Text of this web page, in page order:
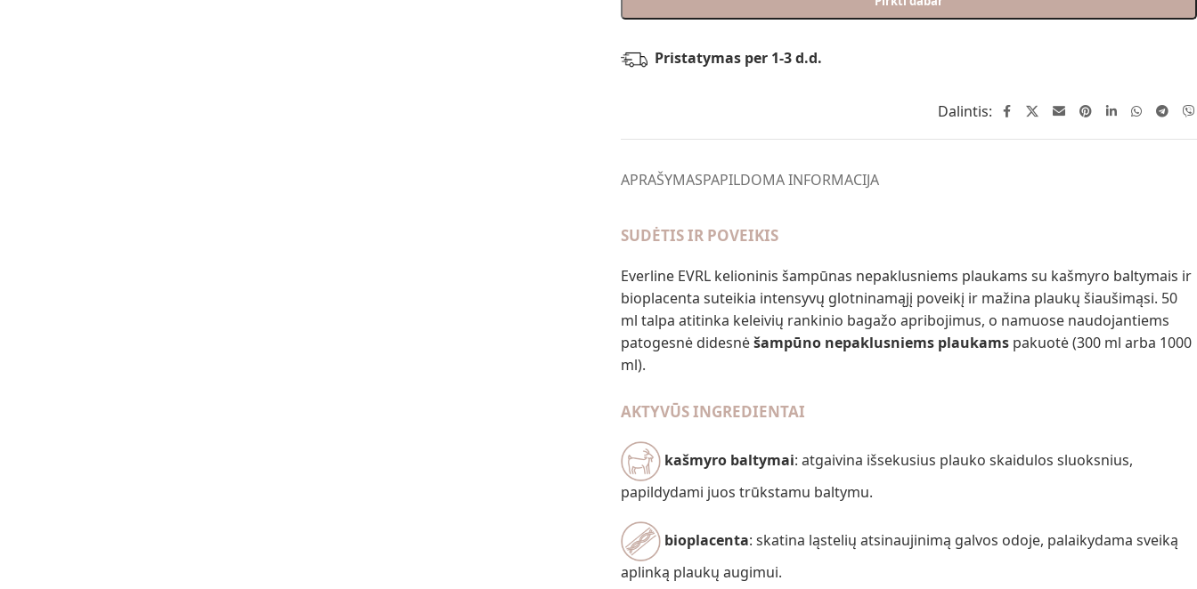
Pristatymas per 1-3 d.d.
Dalintis:
APRAŠYMASPAPILDOMA INFORMACIJA
SUDĖTIS IR POVEIKIS
Everline EVRL kelioninis šampūnas nepaklusniems plaukams su kašmyro baltymais ir
bioplacenta suteikia intensyvų glotninamąjį poveikį ir mažina plaukų šiaušimąsi. 50
ml talpa atitinka keleivių rankinio bagažo apribojimus, o namuose naudojantiems
patogesnė didesnėšampūno nepaklusniems plaukams pakuotė (300 ml arba 1000
ml).
AKTYVŪS INGREDIENTAI
kašmyro baltymai: atgaivina išsekusius plauko skaidulos sluoksnius,
papildydami juos trūkstamu baltymu.
bioplacenta: skatina ląstelių atsinaujinimą galvos odoje, palaikydama sveiką
aplinką plaukų augimui.